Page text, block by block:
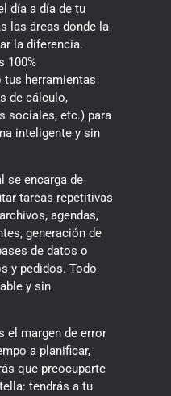
día a día de tu
las áreas donde la
la diferencia.
100%
tus herramientas
de cálculo,
sociales, etc.) para
inteligente y sin
se encarga de
tareas repetitivas
agendas,
generación de
de datos o
y pedidos. Todo
y sin
el margen de error
a planificar,
que preocuparte
tendrás a tu